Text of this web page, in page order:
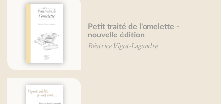
Petit traité de l'omelette -
nouvelle édition
Béatrice Vigot-Lagandré